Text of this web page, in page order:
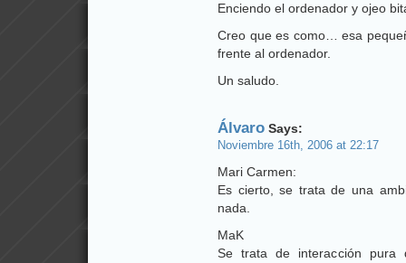
Enciendo el ordenador y ojeo
Creo que es como… esa
frente al ordenador.
Un saludo.
Álvaro Says:
Noviembre 16th, 2006 at 22:17
Mari Carmen:
Es cierto, se trata de una
nada.
MaK
Se trata de interacción